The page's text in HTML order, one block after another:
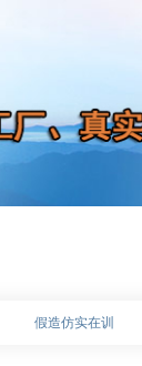
假造仿实在训